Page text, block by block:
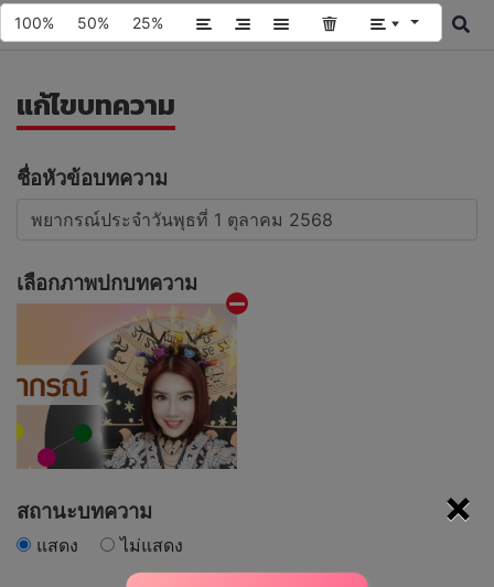
×
แก้ไขบทความ
ชื่อหัวข้อบทความ
เลือกภาพปกบทความ
สถานะบทความ
แสดง ไม่แสดง
100% 50% 25%